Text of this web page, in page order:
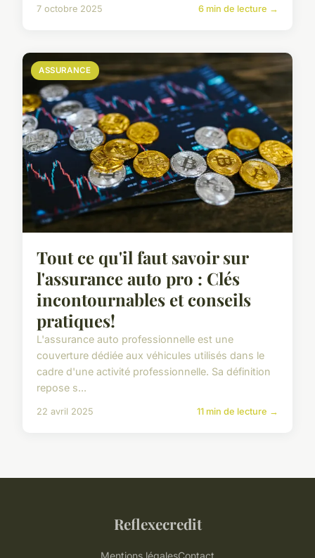
7 octobre 2025 6 min de lecture →
ASSURANCE
Tout ce qu'il faut savoir sur
l'assurance auto pro : Clés
incontournables et conseils
pratiques!
L'assurance auto professionnelle est une
couverture dédiée aux véhicules utilisés dans le
cadre d'une activité professionnelle. Sa définition
repose s...
22 avril 2025 11 min de lecture →
Reflexecredit
Mentions légalesContact